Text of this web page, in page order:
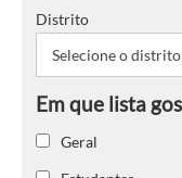
Distrito
Geral